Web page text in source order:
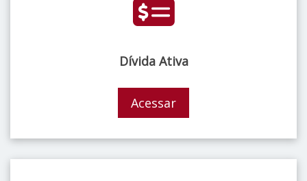
Dívida Ativa
Acessar